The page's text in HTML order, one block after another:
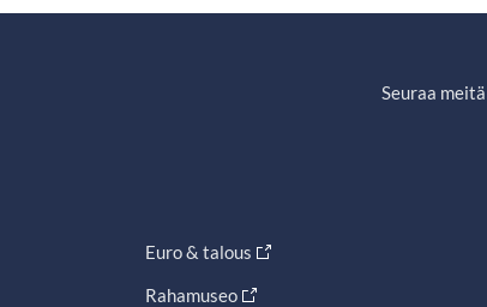
Seuraa meitä
Euro & talous
Rahamuseo